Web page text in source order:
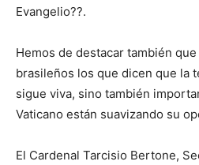
Evangelio??.
Hemos de destacar también
brasileños los que dicen que la
sigue viva, sino también
Vaticano están suavizando su
El Cardenal Tarcisio Bertone,